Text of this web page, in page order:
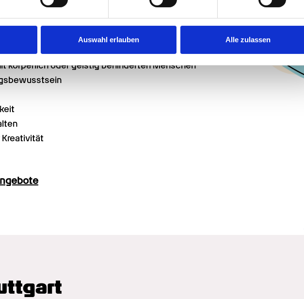
und Anzeigen zu personalisieren, Funktionen für soziale Medien anbieten zu
zu analysieren. Außerdem geben wir Informationen zu Ihrer Verwendung unserer
soziale Medien, Werbung und Analysen weiter. Unsere Partner führen diese
Auswahl erlauben Alle zulassen
sind:
körperlich oder geistig behinderten Menschen
Kreativität